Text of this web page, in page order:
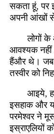
सकता हूं, पर
अपनी आंखों
लोगों
आवश्यक नहीं
हैंऔर थे। जब
तस्वीर को
आइये,
इसहाक और
परमेश्वर ने
इस्राएलियों